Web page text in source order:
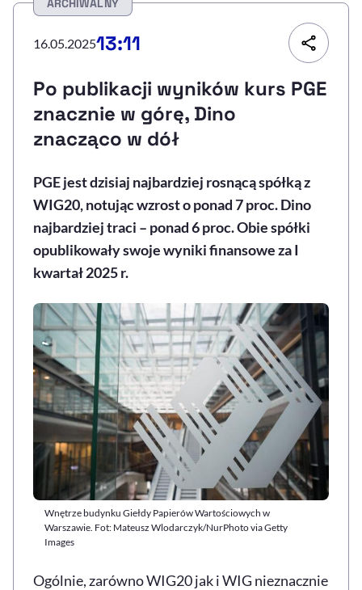
Sprawdź, jak i dlaczego zwiększamy dostępność , otwiera się w nowym
, otwiera się w
ARCHIWALNY
16.05.202513:11
Po publikacji wyników kurs PGE
znacznie w górę, Dino
znacząco w dół
PGE jest dzisiaj najbardziej rosnącą spółką z
WIG20, notując wzrost o ponad 7 proc. Dino
najbardziej traci – ponad 6 proc. Obie spółki
opublikowały swoje wyniki finansowe za I
kwartał 2025 r.
Wnętrze budynku Giełdy Papierów Wartościowych w
Warszawie. Fot: Mateusz Wlodarczyk/NurPhoto via Getty
Images
Ogólnie, zarówno WIG20 jak i WIG nieznacznie